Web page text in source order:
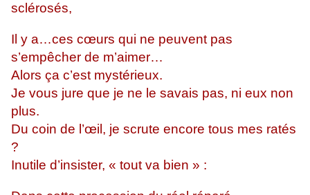
sclérosés,
Il y a…ces cœurs qui ne peuvent pas
s’empêcher de m’aimer…
Alors ça c’est mystérieux.
Je vous jure que je ne le savais pas, ni eux non
plus.
Du coin de l’œil, je scrute encore tous mes ratés
?
Inutile d’insister, « tout va bien » :